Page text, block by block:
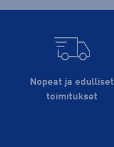
Nopeat ja edulliset
toimitukset